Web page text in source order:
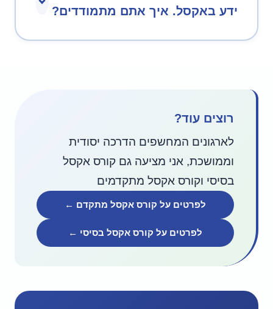
ידע באקסל. איך אתם מתמודדים?
רוצים עוד?
לארגונים המחשפים הדרכה יסודית
וממושכת, אני מציעה גם קורס אקסל
בסיסי וקורס אקסל מתקדמים
לפרטים על קורס אקסל מתקדם ←
לפרטים על קורס אקסל בסיסי ←